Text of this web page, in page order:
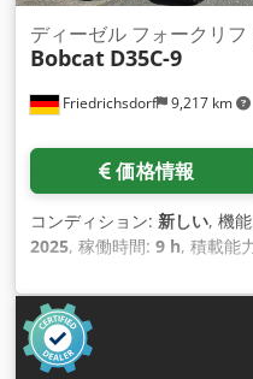
Friedrichsdorf 9,217 km
ディーゼル フォークリフ
Bobcat D35C-9
価格情報
コンディション: 新しい, 機
2025, 稼働時間: 9 h, 積載能
マスト型式:トリプレックス,
ワット (61.18 馬力)
ク長: 1,200 mm
2,779 mm